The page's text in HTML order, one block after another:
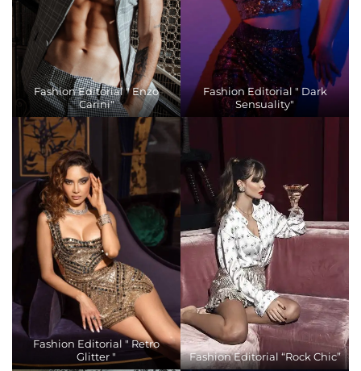
Fashion Editorial " Enzo
Carini"
Fashion Editorial " Dark
Sensuality"
Fashion Editorial " Retro
Glitter "
Fashion Editorial “Rock Chic”